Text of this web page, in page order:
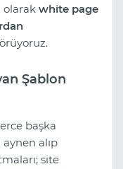
olarak white page
Şablon
başka
aynen alıp
site